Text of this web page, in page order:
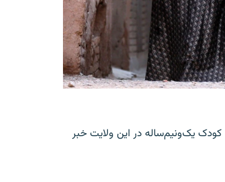
کودک یک‌ونیم‌ساله در این ولایت خبر